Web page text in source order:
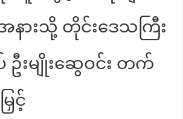
နားသို့ တိုင်းဒေသကြီး
ဦးမျိုးဆွေဝင်း တက်
ြှင့်